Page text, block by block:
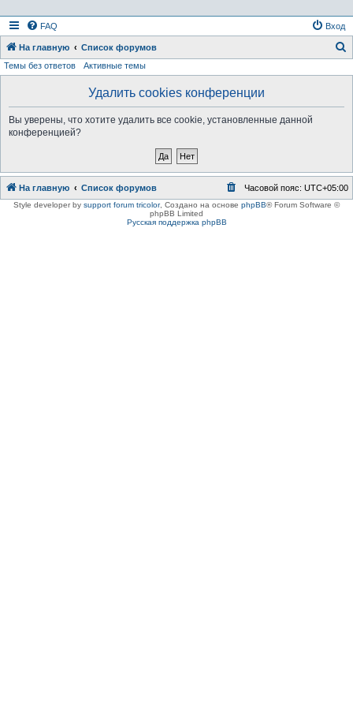
FAQ Вход
На главную Список форумов
Темы без ответов Активные темы
Удалить cookies конференции
Вы уверены, что хотите удалить все cookie, установленные данной
конференцией?
На главную Список форумов Часовой пояс: UTC+05:00
Style developer by support forum tricolor, Создано на основе phpBB® Forum Software ©
phpBB Limited
Русская поддержка phpBB